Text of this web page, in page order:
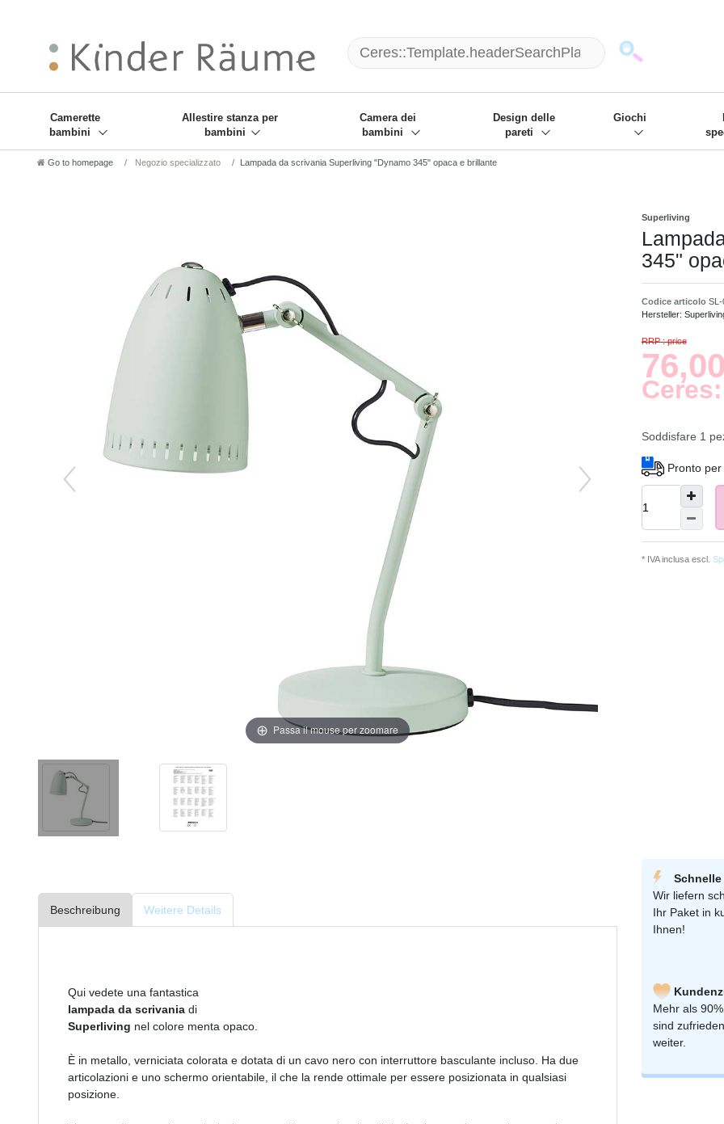
Camerette
bambini
Allestire stanza per
bambini
Camera dei
bambini
Design delle
pareti
Giochi
Go to homepage Negozio specializzato Lampada da scrivania Superliving "Dynamo 345" opaca e brillante
Passa il mouse per zoomare
Superliving
345"
Codice articolo SL-
Hersteller:
RRP : price
Soddisfare 1
Pronto
* IVA inclusa escl.
Beschreibung Weitere Details
Qui vedete una fantastica
lampada da scrivania di
Superliving nel colore menta opaco.
È in metallo, verniciata colorata e dotata di un cavo nero con interruttore basculante incluso. Ha due
articolazioni e uno schermo orientabile, il che la rende ottimale per essere posizionata in qualsiasi
posizione.
Wir liefern
Ihr Paket in
Ihnen!
Mehr als
sind
weiter.